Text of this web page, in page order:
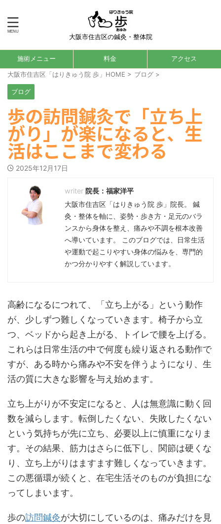
大阪市住吉区の鍼灸・整体院
施術メニュー 料金 アクセス
大阪市住吉区「はりきゅう院 歩」HOME > ブログ >
ブログ
歩の訪問鍼灸で「立ち上
がり」が楽になると、生
活はここまで変わる
2025年12月17日
院長：福家洋平
大阪市住吉区「はりきゅう院 歩」院長。 鍼
灸・整体を軸に、姿勢・歩き方・足元のバラ
ンスから身体を整え、痛みや不調を根本改善
へ導いています。 このブログでは、日常生活
や運動で起こりやすい身体の悩みを、専門的
かつ分かりやすく解説しています。
高齢になるにつれて、「立ち上がる」という動作
が、少しずつ難しくなっていきます。椅子から立
つ、ベッドから起き上がる、トイレで腰を上げる。
これらは日常生活の中で何度も繰り返される動作で
すが、ある時から痛みや不安を伴うようになり、生
活の質に大きな影響を与え始めます。
立ち上がりが不安定になると、人は無意識に動く回
数を減らします。転倒したくない、失敗したくない
という気持ちが先に立ち、必要以上に慎重になりま
す。その結果、筋力はさらに低下し、関節は硬くな
り、立ち上がりはますます難しくなっていきます。
この悪循環が続くと、在宅生活そのものが負担にな
ってしまいます。
歩の訪問鍼灸が大切にしているのは、痛みだけを見